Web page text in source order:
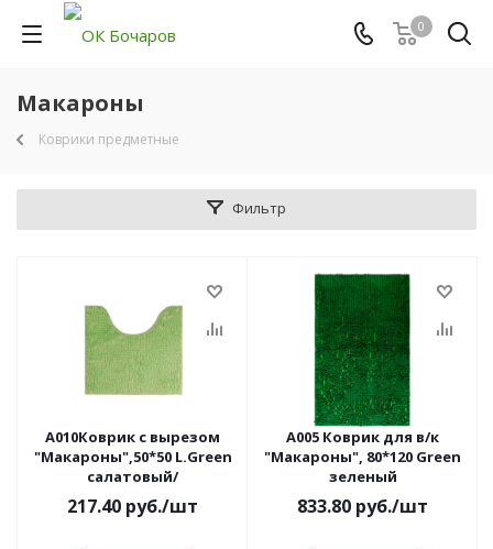
0
Макароны
Коврики предметные
Фильтр
A010Коврик с вырезом
"Макароны",50*50 L.Green
салатовый/
217.40 руб./шт
A005 Коврик для в/к
"Макароны", 80*120 Green
зеленый
833.80 руб./шт